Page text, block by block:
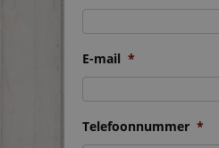
E-mail *
Telefoonnummer *